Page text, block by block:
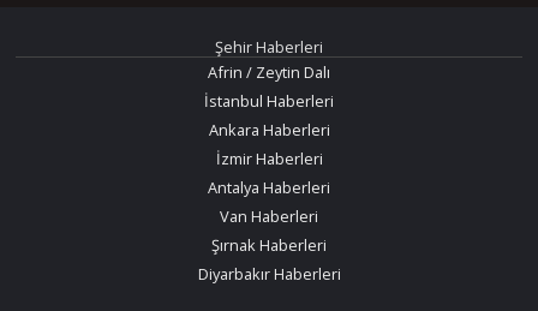
Şehir Haberleri
Afrin / Zeytin Dalı
İstanbul Haberleri
Ankara Haberleri
İzmir Haberleri
Antalya Haberleri
Van Haberleri
Şırnak Haberleri
Diyarbakır Haberleri